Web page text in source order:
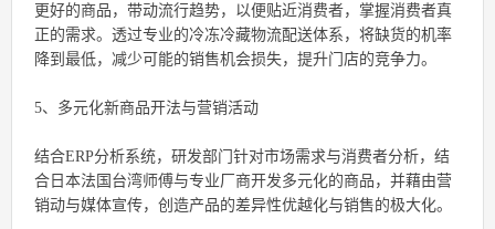
更好的商品，带动流行趋势，以便贴近消费者，掌握消费者真
正的需求。透过专业的冷冻冷藏物流配送体系，将缺货的机率
降到最低，减少可能的销售机会损失，提升门店的竞争力。
5、多元化新商品开法与营销活动
结合ERP分析系统，研发部门针对市场需求与消费者分析，结
合日本法国台湾师傅与专业厂商开发多元化的商品，并藉由营
销动与媒体宣传，创造产品的差异性优越化与销售的极大化。